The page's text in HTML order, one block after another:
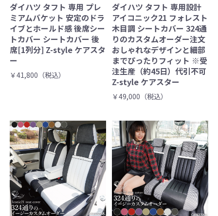
ダイハツ タフト 専用 プレ
ミアムバケット 安定のドラ
イブとホールド感 後席シー
トカバー シートカバー 後
席[1列分] Z-style ケアスタ
ー
￥41,800（税込）
ダイハツ タフト 専用設計
アイコニック21 フォレスト
木目調 シートカバー 324通
りのカスタムオーダー注文
おしゃれなデザインと細部
までぴったりフィット ※受
注生産（約45日）代引不可
Z-style ケアスター
￥49,000（税込）